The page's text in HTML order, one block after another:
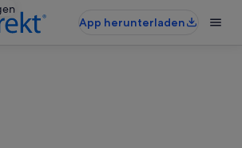
App herunterladen